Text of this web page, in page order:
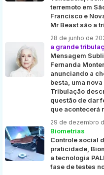
terremoto em
Francisco e
Mr Beast são a
28 de junho de
a grande
Mensagem
Fernanda
anunciando a
besta, uma
Tribulação
questão de dar
que acontecerá
29 de dezembro
Biometrias
Controle social
praticidade,
a tecnologia
fase de testes